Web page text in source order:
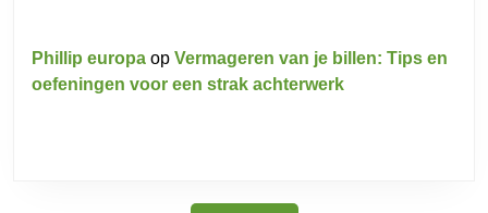
Phillip europa op Vermageren van je billen: Tips en
oefeningen voor een strak achterwerk